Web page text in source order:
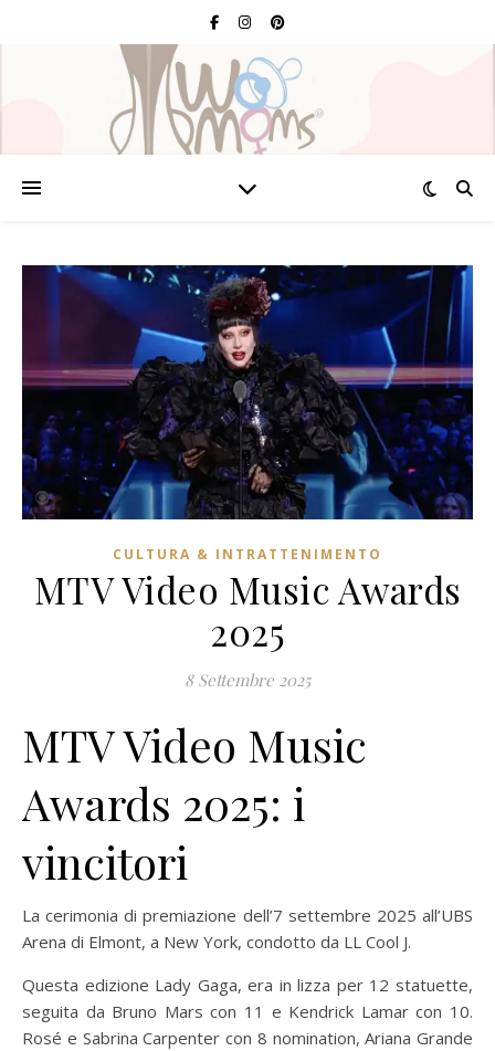
CULTURA & INTRATTENIMENTO
MTV Video Music Awards
2025
8 Settembre 2025
MTV Video Music
Awards 2025: i
vincitori
La cerimonia di premiazione dell’7 settembre 2025 all’UBS
Arena di Elmont, a New York, condotto da LL Cool J.
Questa edizione Lady Gaga, era in lizza per 12 statuette,
seguita da Bruno Mars con 11 e Kendrick Lamar con 10.
Rosé e Sabrina Carpenter con 8 nomination, Ariana Grande